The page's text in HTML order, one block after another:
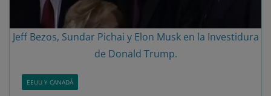
Jeff Bezos, Sundar Pichai y Elon Musk en la Investidura
de Donald Trump.
EEUU Y CANADÁ